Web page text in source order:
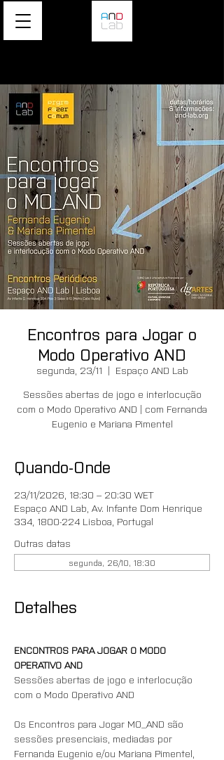
Encontros para Jogar o
Modo Operativo AND
segunda, 23/11
  |
Espaço AND Lab
Sessões abertas de jogo e interlocução
com o Modo Operativo AND | com Fernanda
Eugenio e Mariana Pimentel
Quando-Onde
23/11/2026, 18:30 – 20:30 WET
Espaço AND Lab, Av. Infante Dom Henrique
334, 1800-224 Lisboa, Portugal
Outras datas
segunda, 26/10, 18:30
Detalhes
ENCONTROS PARA JOGAR O MODO
OPERATIVO AND
Sessões abertas de jogo e interlocução
com o Modo Operativo AND
Os Encontros para Jogar MO_AND são
sessões presenciais, mediadas por
Fernanda Eugenio e/ou Mariana Pimentel,